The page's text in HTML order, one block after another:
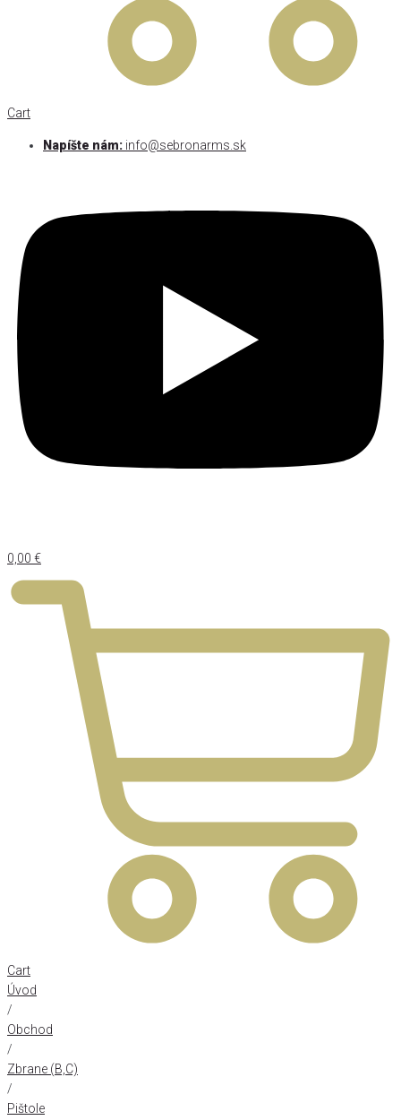
Cart
Napíšte nám: info@sebronarms.sk
0,00 €
Cart
Úvod
/
Obchod
/
Zbrane (B,C)
/
Pištole